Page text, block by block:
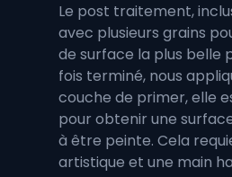
Le post traitement,
avec plusieurs grains
de surface la plus belle
fois terminé, nous
couche de primer, elle
pour obtenir une
à être peinte. Cela
artistique et une main